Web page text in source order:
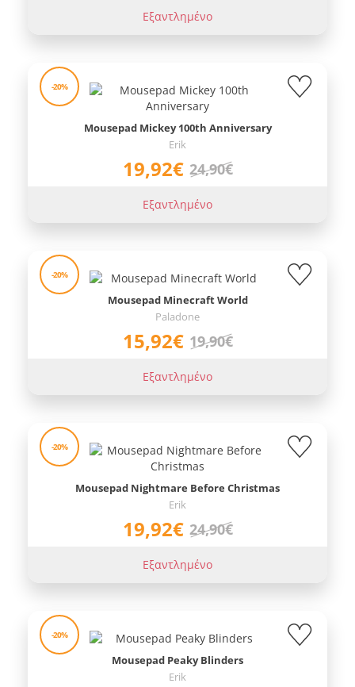
Εξαντλημένο
-20%
Mousepad Mickey 100th Anniversary
Erik
19,92€ 24,90€
Εξαντλημένο
-20%
Mousepad Minecraft World
Paladone
15,92€ 19,90€
Εξαντλημένο
-20%
Mousepad Nightmare Before Christmas
Erik
19,92€ 24,90€
Εξαντλημένο
-20%
Mousepad Peaky Blinders
Erik